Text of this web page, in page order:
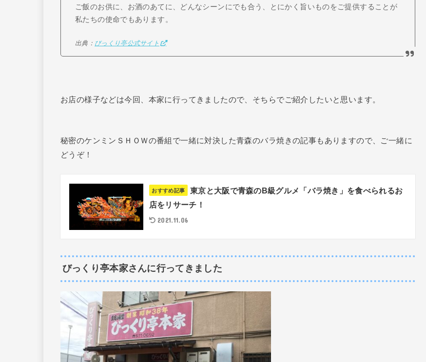
ご飯のお供に、お酒のあてに、どんなシーンにでも合う、とにかく旨いものをご提供することが
私たちの使命でもあります。
出典： びっくり亭公式サイト
お店の様子などは今回、本家に行ってきましたので、そちらでご紹介したいと思います。
秘密のケンミンＳＨＯＷの番組で一緒に対決した青森のバラ焼きの記事もありますので、ご一緒に
どうぞ！
おすすめ記事
東京と大阪で青森のB級グルメ「バラ焼き」を食べられるお
店をリサーチ！
2021.11.06
びっくり亭本家さんに行ってきました